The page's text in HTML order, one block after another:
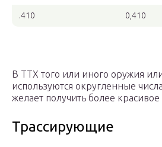
.410 0,410
В ТТХ того или иного оружия
используются округленные
желает получить более красивое
Трассирующие